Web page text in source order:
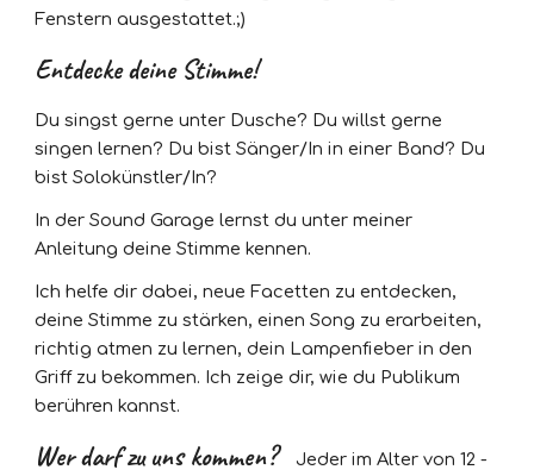
Fenstern ausgestattet.;)
Entdecke deine Stimme!
Du singst gerne unter Dusche? Du willst gerne
singen lernen? Du bist Sänger/In in einer Band? Du
bist Solokünstler/In?
In der Sound Garage lernst du unter meiner
Anleitung deine Stimme kennen.
Ich helfe dir dabei, neue Facetten zu entdecken,
deine Stimme zu stärken, einen Song zu erarbeiten,
richtig atmen zu lernen, dein Lampenfieber in den
Griff zu bekommen. Ich zeige dir, wie du Publikum
berühren kannst.
Wer darf zu uns kommen?Jeder im Alter von 12 -